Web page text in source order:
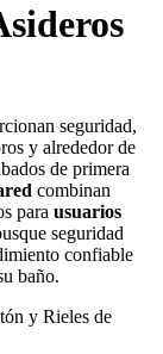
seguridad,
y alrededor de
de primera
combinan
para usuarios
seguridad
confiable
baño.